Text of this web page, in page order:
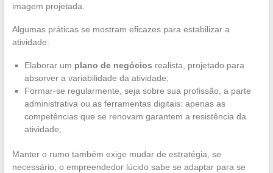
imagem projetada.
Algumas práticas se mostram eficazes para estabilizar a
atividade:
Elaborar um plano de negócios realista, projetado para
absorver a variabilidade da atividade;
Formar-se regularmente, seja sobre sua profissão, a parte
administrativa ou as ferramentas digitais: apenas as
competências que se renovam garantem a resistência da
atividade;
Manter o rumo também exige mudar de estratégia, se
necessário; o empreendedor lúcido sabe se adaptar para se